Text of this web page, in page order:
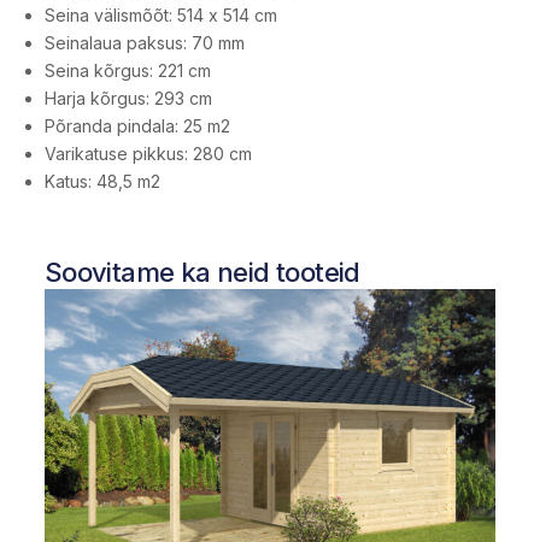
Seina välismõõt: 514 x 514 cm
Seinalaua paksus: 70 mm
Seina kõrgus: 221 cm
Harja kõrgus: 293 cm
Põranda pindala: 25 m2
Varikatuse pikkus: 280 cm
Katus: 48,5 m2
Soovitame ka neid tooteid